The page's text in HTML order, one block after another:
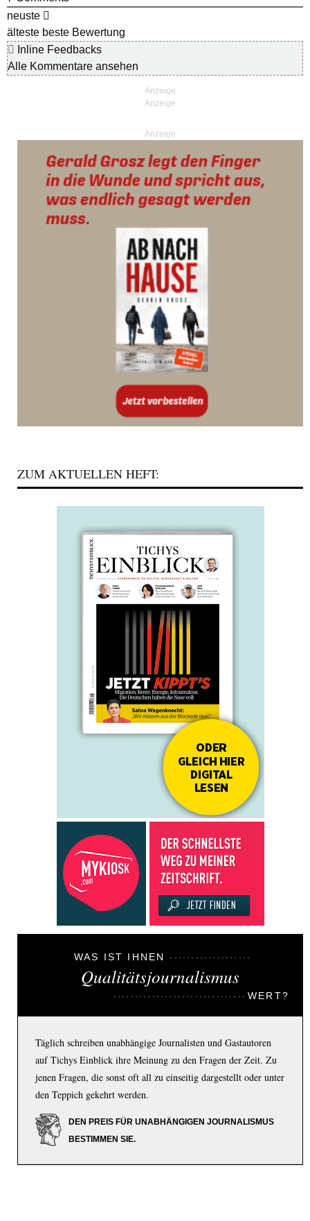
neuste
älteste beste Bewertung
Inline Feedbacks
Alle Kommentare ansehen
Anzeige
ZUM AKTUELLEN HEFT:
WAS IST IHNEN
Qualitätsjournalismus
WERT?
Täglich schreiben unabhängige Journalisten und Gastautoren
auf Tichys Einblick ihre Meinung zu den Fragen der Zeit. Zu
jenen Fragen, die sonst oft all zu einseitig dargestellt oder unter
den Teppich gekehrt werden.
DEN PREIS FÜR UNABHÄNGIGEN JOURNALISMUS
BESTIMMEN SIE.